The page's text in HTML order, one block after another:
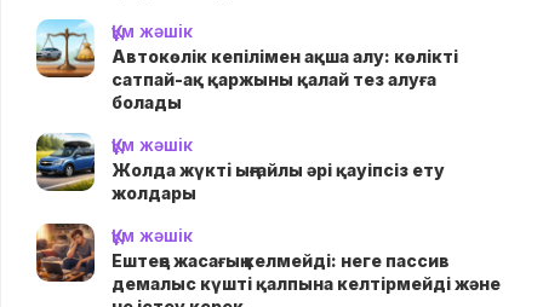
Құм жәшік
Автокөлік кепілімен ақша алу: көлікті
сатпай-ақ қаржыны қалай тез алуға
болады
Құм жәшік
Жолда жүктi ыңғайлы әрі қауіпсіз ету
жолдары
Құм жәшік
Ештеңе жасағың келмейді: неге пассив
демалыс күшті қалпына келтірмейді және